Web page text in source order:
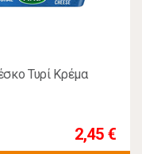
Τυρί Κρέμα
2,45 €